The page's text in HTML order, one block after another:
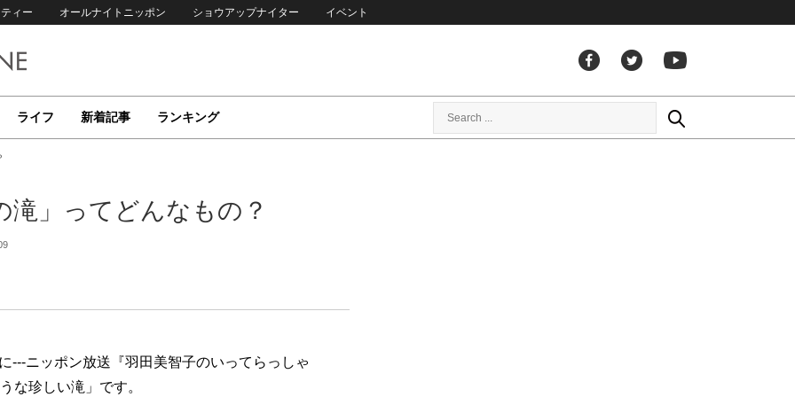
ィー オールナイトニッポン ショウアップナイター イベント
ライフ 新着記事 ランキング
滝」ってどんなもの？
---ニッポン放送『羽田美智子のいってらっしゃ
な珍しい滝」です。